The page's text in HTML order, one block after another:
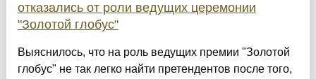
отказались от роли ведущих церемонии
"Золотой глобус"
Выяснилось, что на роль ведущих премии "Золотой
глобус" не так легко найти претендентов после того,